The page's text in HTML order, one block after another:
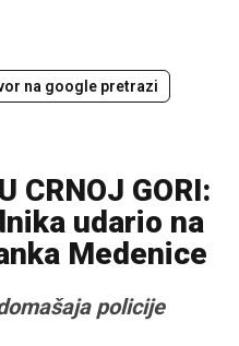
na google pretrazi
CRNOJ GORI:
udario na
Medenice
policije